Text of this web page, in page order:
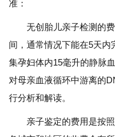
准：
无创胎儿亲子检测的
间，通常情况下能在5天
集孕妇体内15毫升的静脉
对母亲血液循环中游离的
行分析和解读。
亲子鉴定的费用是按